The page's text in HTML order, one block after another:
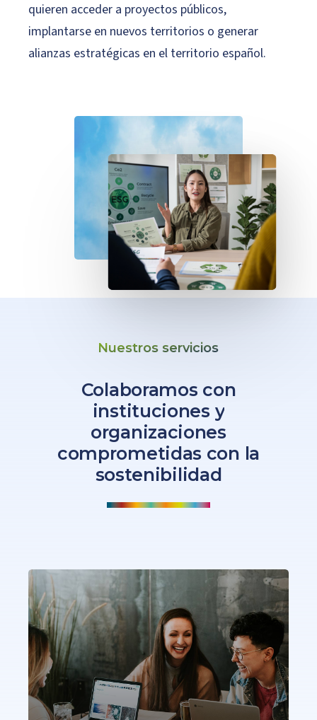
quieren acceder a proyectos públicos,
implantarse en nuevos territorios o generar
alianzas estratégicas en el territorio español.
Nuestros servicios
Colaboramos con
instituciones y
organizaciones
comprometidas con la
sostenibilidad